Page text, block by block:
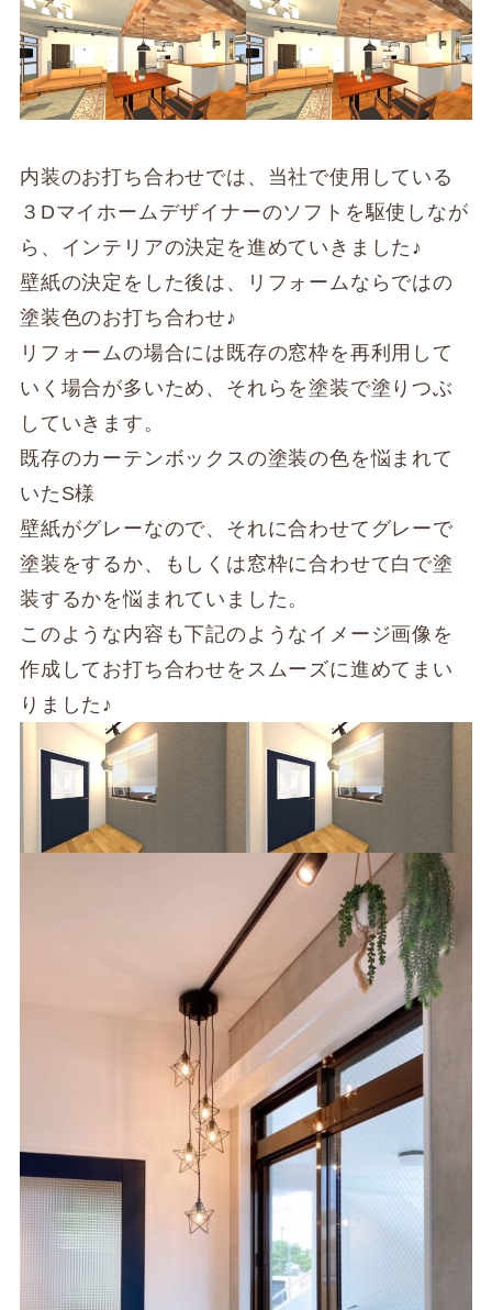
内装のお打ち合わせでは、当社で使用している
３Dマイホームデザイナーのソフトを駆使しなが
ら、インテリアの決定を進めていきました♪
壁紙の決定をした後は、リフォームならではの
塗装色のお打ち合わせ♪
リフォームの場合には既存の窓枠を再利用して
いく場合が多いため、それらを塗装で塗りつぶ
していきます。
既存のカーテンボックスの塗装の色を悩まれて
いたS様
壁紙がグレーなので、それに合わせてグレーで
塗装をするか、もしくは窓枠に合わせて白で塗
装するかを悩まれていました。
このような内容も下記のようなイメージ画像を
作成してお打ち合わせをスムーズに進めてまい
りました♪